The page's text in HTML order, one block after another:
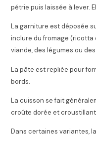
pétrie puis laissée à lever.
La garniture est déposée
inclure du fromage (ricotta
viande, des légumes ou
La pâte est repliée pour
bords.
La cuisson se fait
croûte dorée et
Dans certaines variantes,